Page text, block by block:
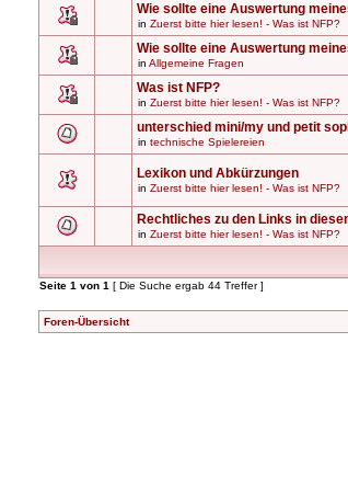
Wie sollte eine Auswertung
in Zuerst bitte hier lesen! - Was ist NFP?
Wie sollte eine Auswertung
in Allgemeine Fragen
Was ist NFP?
in Zuerst bitte hier lesen! - Was ist NFP?
unterschied mini/my und petit
in technische Spielereien
Lexikon und Abkürzungen
in Zuerst bitte hier lesen! - Was ist NFP?
Rechtliches zu den Links in
in Zuerst bitte hier lesen! - Was ist NFP?
Seite 1 von 1 [ Die Suche ergab 44 Treffer ]
Foren-Übersicht